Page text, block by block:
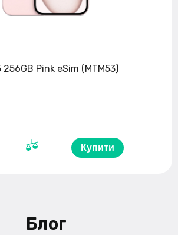
Pink eSim (MTM53)
Купити
Блог